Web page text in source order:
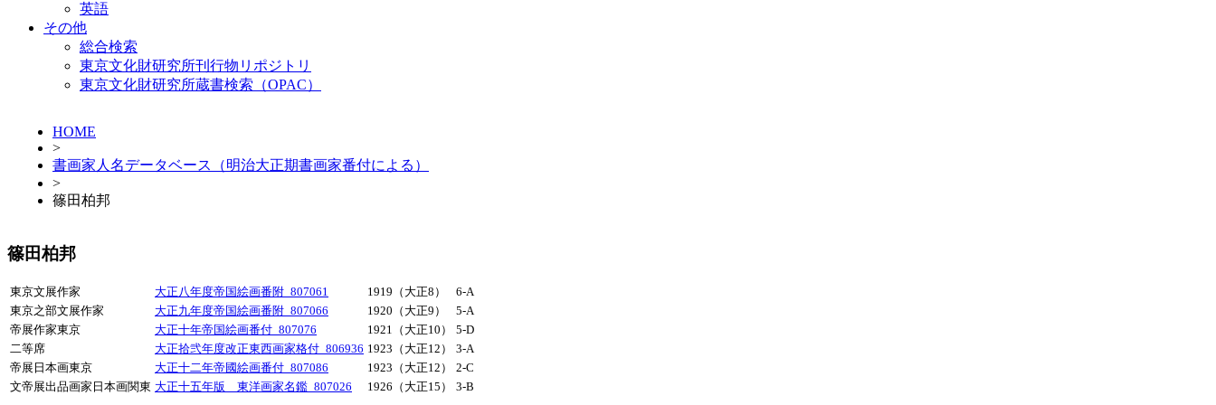
英語
その他
総合検索
東京文化財研究所刊行物リポジトリ
東京文化財研究所蔵書検索（OPAC）
HOME
>
書画家人名データベース（明治大正期書画家番付による）
>
篠田柏邦
篠田柏邦
東京文展作家 大正八年度帝国絵画番附_807061 1919（大正8）
6-A
東京之部文展作家
大正九年度帝国絵画番附_807066 1920（大正9）
5-A
帝展作家東京
大正十年帝国絵画番付_807076 1921（大正10）
5-D
二等席
大正拾弐年度改正東西画家格付_806936 1923（大正12）
3-A
帝展日本画東京
大正十二年帝國絵画番付_807086 1923（大正12）
2-C
文帝展出品画家日本画関東 大正十五年版 東洋画家名鑑_807026 1926（大正15） 3-B